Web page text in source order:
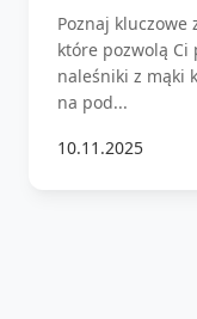
Poznaj kluczowe
które pozwolą
naleśniki z mąki
na pod...
10.11.2025